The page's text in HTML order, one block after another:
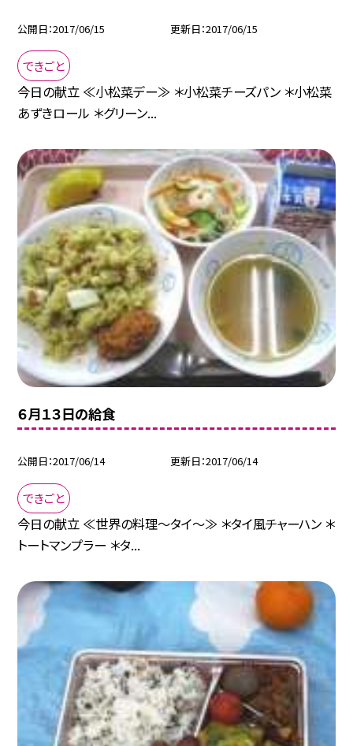
公開日 2017/06/15 更新日 2017/06/15
できごと
今日の献立 ≪小松菜デー≫ ＊小松菜チーズパン ＊小松菜
あずきロール ＊グリーン...
６月１３日の給食
公開日 2017/06/14 更新日 2017/06/14
できごと
今日の献立 ≪世界の料理〜タイ〜≫ ＊タイ風チャーハン ＊
トートマンプラー ＊タ...